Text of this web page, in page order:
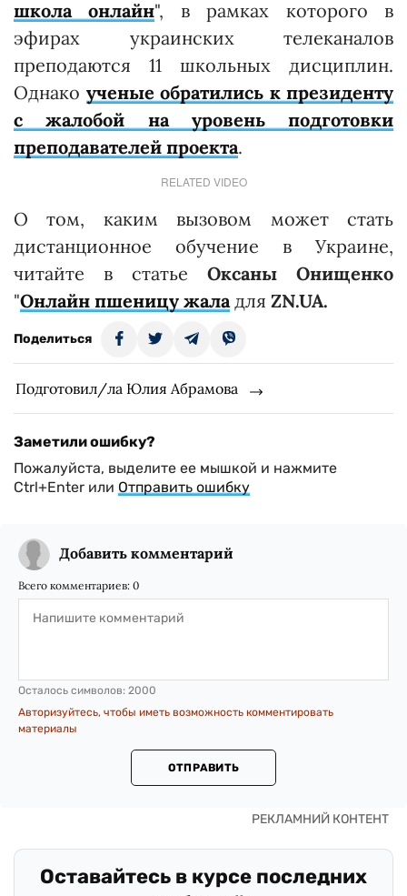
школа онлайн", в рамках которого в
эфирах украинских телеканалов
преподаются 11 школьных дисциплин.
Однако ученые обратились к президенту
с жалобой на уровень подготовки
преподавателей проекта.
RELATED VIDEO
О том, каким вызовом может стать
дистанционное обучение в Украине,
читайте в статье Оксаны Онищенко
"Онлайн пшеницу жаладля ZN.UA.
Поделиться
Подготовил/ла Юлия Абрамова
Заметили ошибку?
Пожалуйста, выделите ее мышкой и нажмите
Ctrl+Enter или Отправить ошибку
Добавить комментарий
Всего комментариев: 0
Осталось символов: 2000
Авторизуйтесь, чтобы иметь возможность комментировать
материалы
ОТПРАВИТЬ
Оставайтесь в курсе последних